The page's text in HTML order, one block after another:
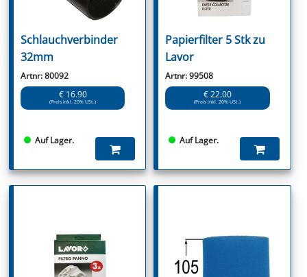
Schlauchverbinder
32mm
Artnr: 80092
€ 16.90
(Preis inkl. 20% USt.)
Auf Lager.
Papierfilter 5 Stk zu
Lavor
Artnr: 99508
€ 22.00
(Preis inkl. 20% USt.)
Auf Lager.